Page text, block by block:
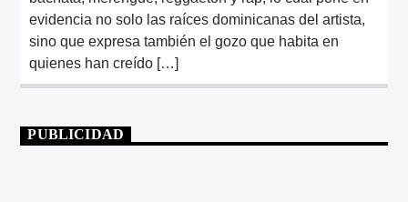
evidencia no solo las raíces dominicanas del artista,
sino que expresa también el gozo que habita en
quienes han creído […]
PUBLICIDAD